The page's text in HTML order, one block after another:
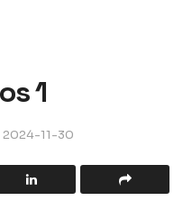
1
2024-11-30